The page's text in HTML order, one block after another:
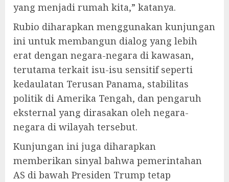
yang menjadi rumah kita,” katanya.
Rubio diharapkan menggunakan kunjungan
ini untuk membangun dialog yang lebih
erat dengan negara-negara di kawasan,
terutama terkait isu-isu sensitif seperti
kedaulatan Terusan Panama, stabilitas
politik di Amerika Tengah, dan pengaruh
eksternal yang dirasakan oleh negara-
negara di wilayah tersebut.
Kunjungan ini juga diharapkan
memberikan sinyal bahwa pemerintahan
AS di bawah Presiden Trump tetap